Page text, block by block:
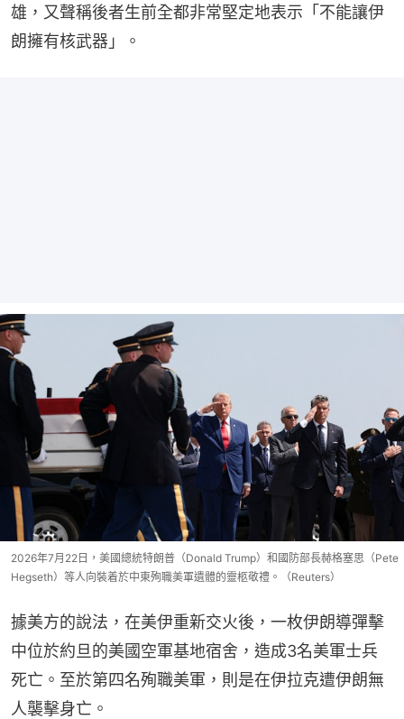
雄，又聲稱後者生前全都非常堅定地表示「不能讓伊
朗擁有核武器」。
2026年7月22日，美國總統特朗普（Donald Trump）和國防部長赫格塞思（Pete
Hegseth）等人向裝着於中東殉職美軍遺體的靈柩敬禮。（Reuters）
據美方的說法，在美伊重新交火後，一枚伊朗導彈擊
中位於約旦的美國空軍基地宿舍，造成3名美軍士兵
死亡。至於第四名殉職美軍，則是在伊拉克遭伊朗無
人襲擊身亡。